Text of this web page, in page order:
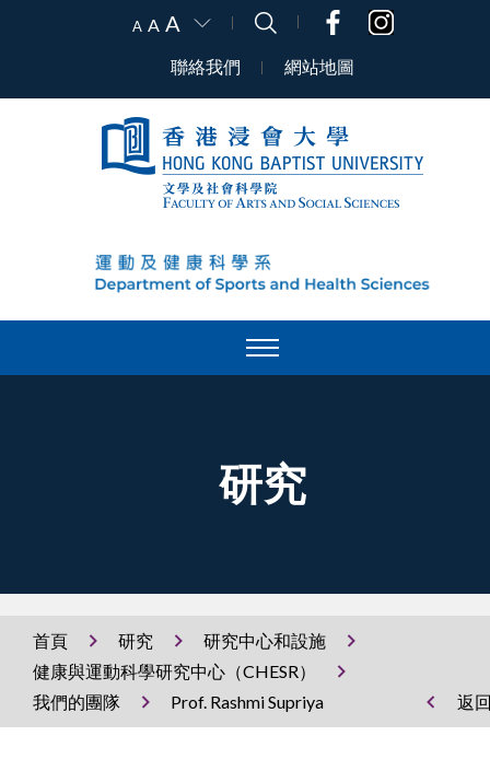
A A A
聯絡我們 網站地圖
研究
首頁 研究
研究中心和設施
健康與運動科學研究中心（CHESR）
我們的團隊
Prof. Rashmi Supriya 返